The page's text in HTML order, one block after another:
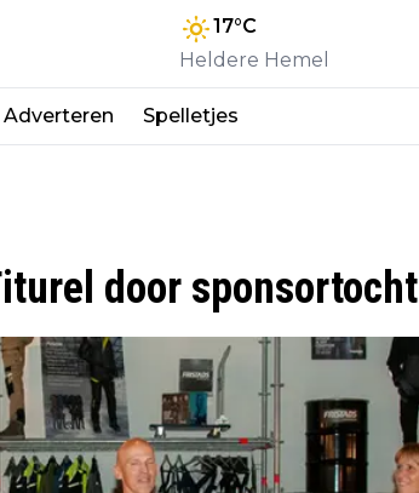
17°C
Heldere Hemel
Adverteren Spelletjes
door sponsortocht